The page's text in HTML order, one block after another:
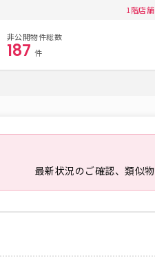
1階店舗
非公開物件総数
187 件
最新状況のご確認、類似